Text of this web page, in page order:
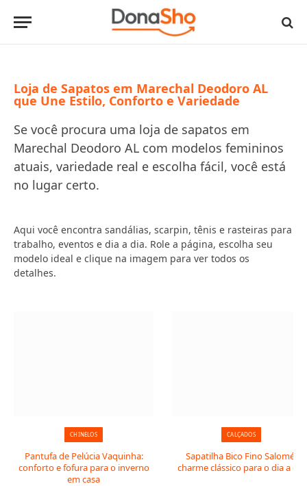
Loja de Sapatos em Marechal Deodoro AL
que Une Estilo, Conforto e Variedade
Se você procura uma loja de sapatos em
Marechal Deodoro AL com modelos femininos
atuais, variedade real e escolha fácil, você está
no lugar certo.
Aqui você encontra sandálias, scarpin, tênis e rasteiras para
trabalho, eventos e dia a dia. Role a página, escolha seu
modelo ideal e clique na imagem para ver todos os
detalhes.
CHINELOS
Pantufa de Pelúcia Vaquinha:
conforto e fofura para o inverno
em casa
CALÇADOS
Sapatilha Bico Fino Salomé:
charme clássico para o dia a dia